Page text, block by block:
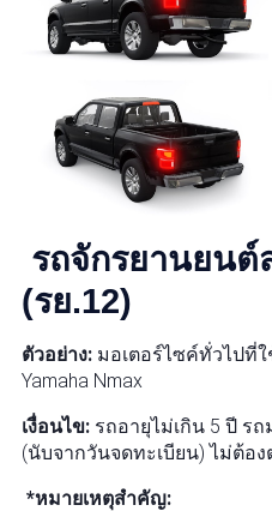
รถจักรยานยน
(รย.12)
ตัวอย่าง: มอเตอร์ไซค์ทั่วไปที่ใ
Yamaha Nmax
เงื่อนไข: รถอายุไม่เกิน 5 ปี ร
(นับจากวันจดทะเบียน) ไม่ต้อ
*หมายเหตุสำคัญ: